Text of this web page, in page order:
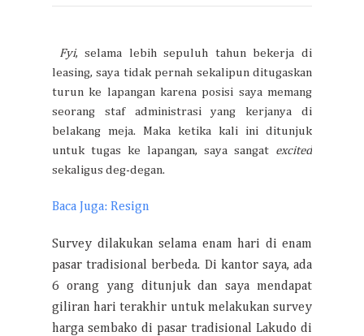
Fyi, selama lebih sepuluh tahun bekerja di
leasing, saya tidak pernah sekalipun ditugaskan
turun ke lapangan karena posisi saya memang
seorang staf administrasi yang kerjanya di
belakang meja. Maka ketika kali ini ditunjuk
untuk tugas ke lapangan, saya sangat excited
sekaligus deg-degan.
Baca Juga: Resign
Survey dilakukan selama enam hari di enam
pasar tradisional berbeda. Di kantor saya, ada
6 orang yang ditunjuk dan saya mendapat
giliran hari terakhir untuk melakukan survey
harga sembako di pasar tradisional Lakudo di